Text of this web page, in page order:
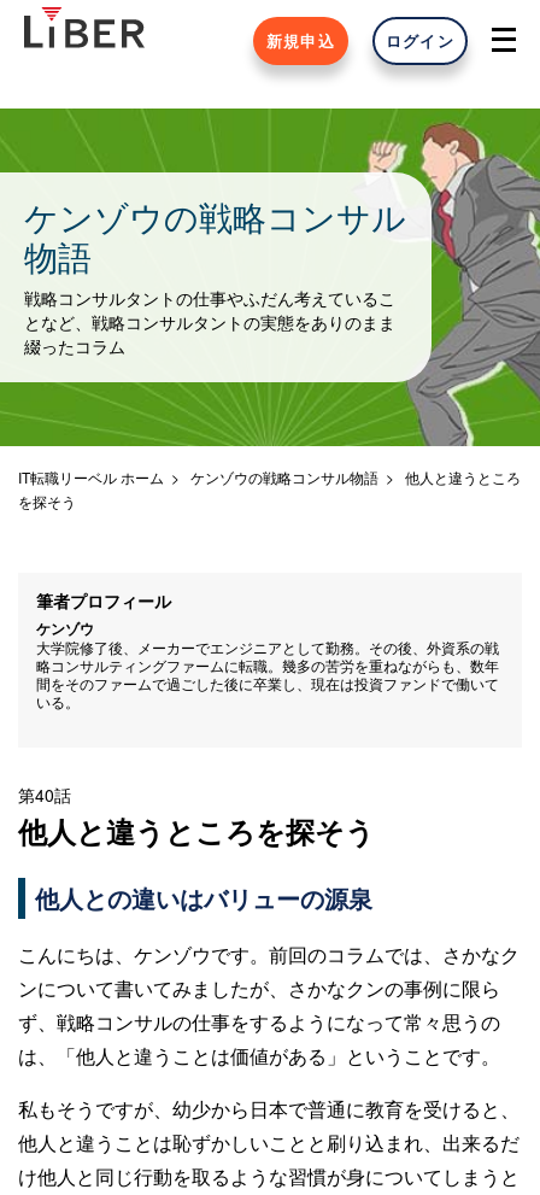
新規申込 ログイン
ケンゾウの戦略コンサル
物語
戦略コンサルタントの仕事やふだん考えているこ
となど、戦略コンサルタントの実態をありのまま
綴ったコラム
IT転職リーベル ホーム ケンゾウの戦略コンサル物語
他人と違うところ
を探そう
筆者プロフィール
ケンゾウ
大学院修了後、メーカーでエンジニアとして勤務。その後、外資系の戦
略コンサルティングファームに転職。幾多の苦労を重ねながらも、数年
間をそのファームで過ごした後に卒業し、現在は投資ファンドで働いて
いる。
第40話
他人と違うところを探そう
他人との違いはバリューの源泉
こんにちは、ケンゾウです。前回のコラムでは、さかなク
ンについて書いてみましたが、さかなクンの事例に限ら
ず、戦略コンサルの仕事をするようになって常々思うの
は、「他人と違うことは価値がある」ということです。
私もそうですが、幼少から日本で普通に教育を受けると、
他人と違うことは恥ずかしいことと刷り込まれ、出来るだ
け他人と同じ行動を取るような習慣が身についてしまうと